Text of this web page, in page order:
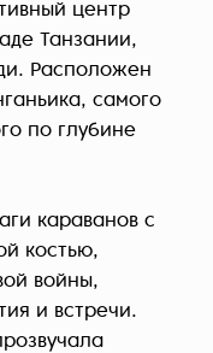
центр
Танзании,
Расположен
самого
по глубине
караванов с
костью,
войны,
и встречи.